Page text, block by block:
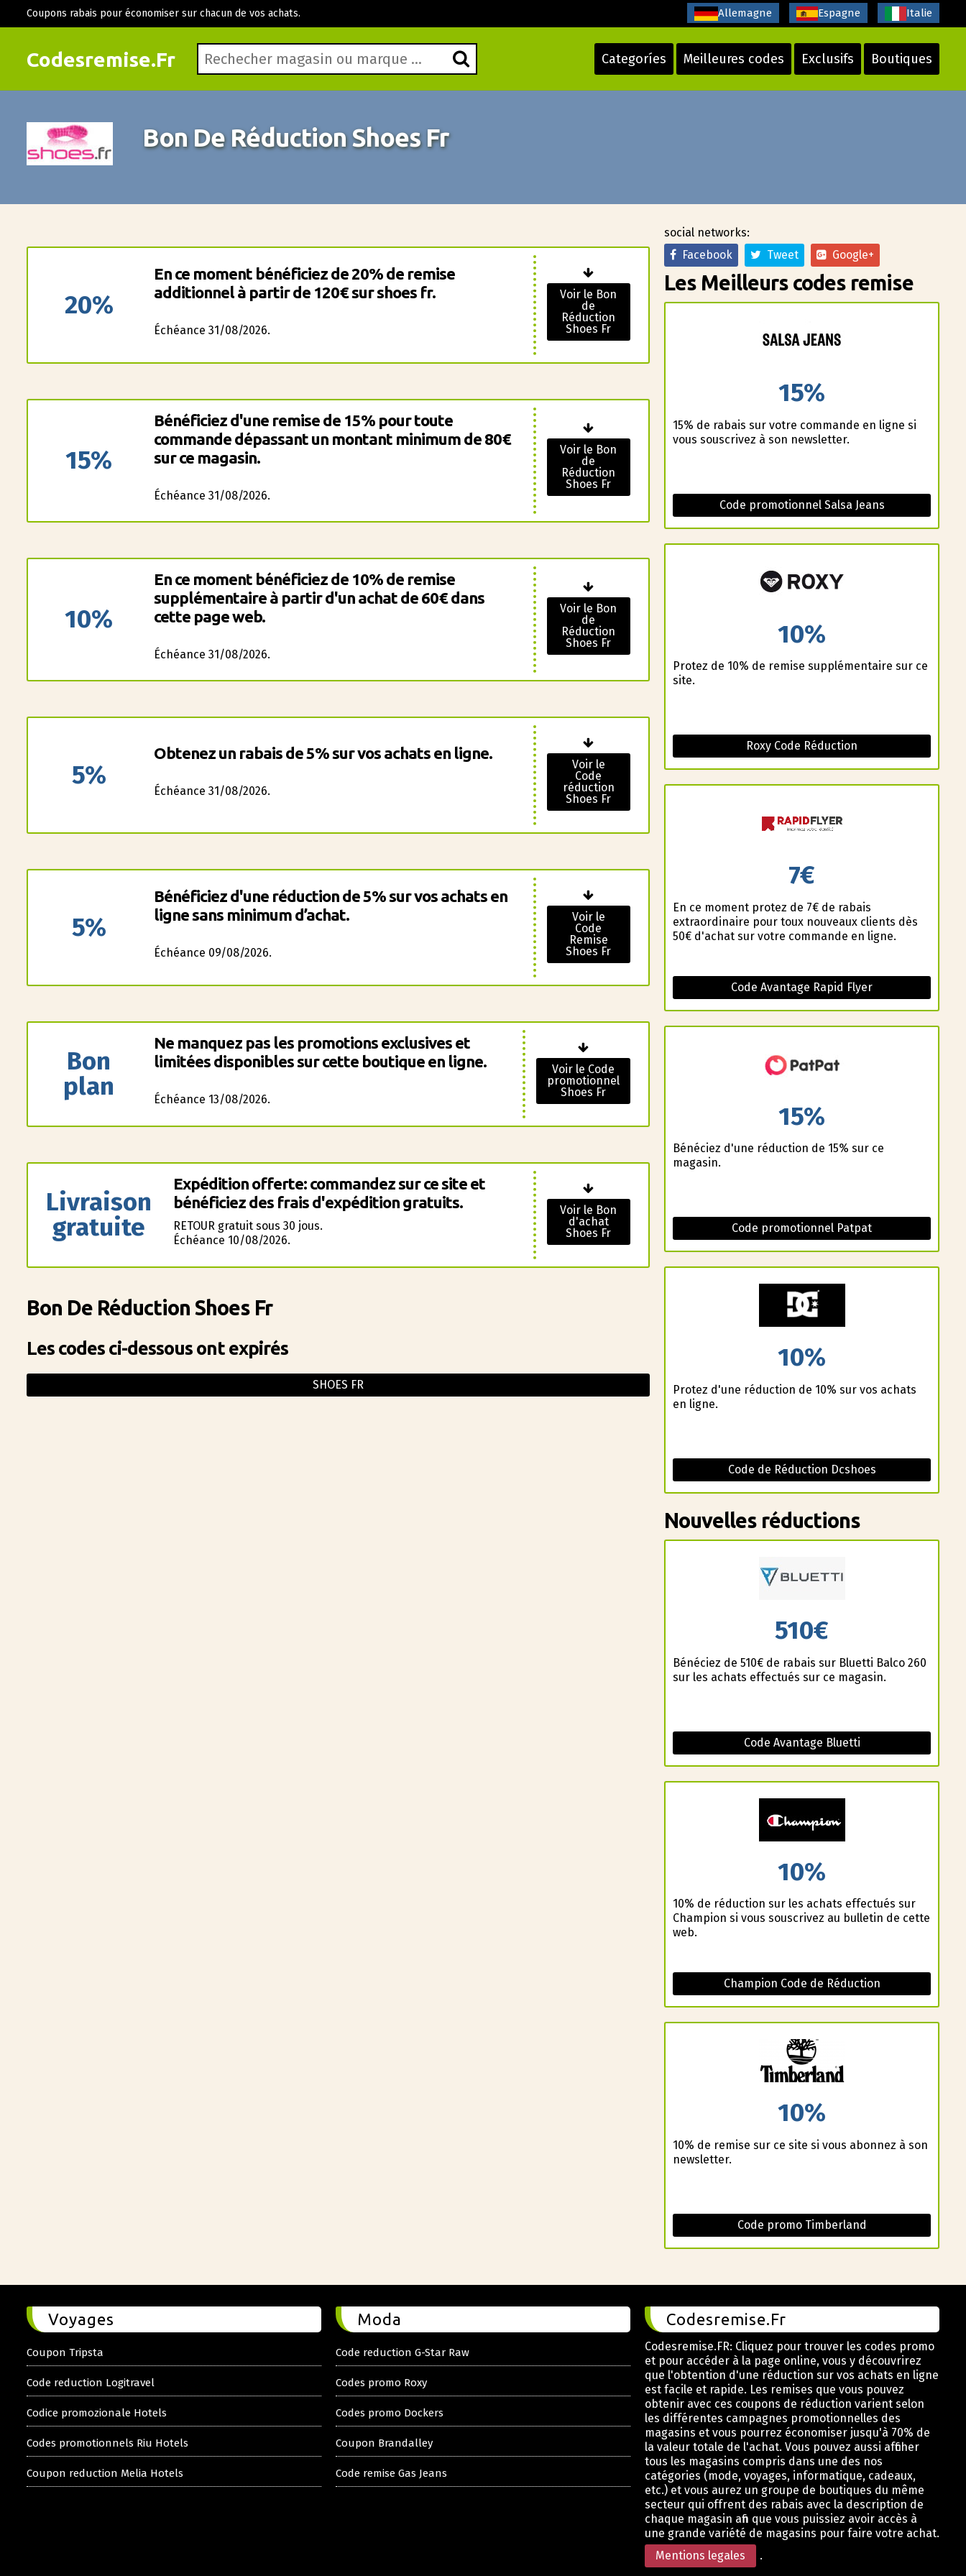
Codesremise.Fr Categoríes Meilleures codes Exclusifs Boutiques
Coupons rabais pour économiser sur chacun de vos achats. Allemagne Espagne Italie
Bon De Réduction Shoes Fr
20%
En ce moment bénéficiez de 20% de remise
additionnel à partir de 120€ sur shoes fr.
Échéance 31/08/2026.
Voir le Bon
de
Réduction
Shoes Fr
15%
Bénéficiez d'une remise de 15% pour toute
commande dépassant un montant minimum de 80€
sur ce magasin.
Échéance 31/08/2026.
Voir le Bon
de
Réduction
Shoes Fr
10%
En ce moment bénéficiez de 10% de remise
supplémentaire à partir d'un achat de 60€ dans
cette page web.
Échéance 31/08/2026.
Voir le Bon
de
Réduction
Shoes Fr
5%
Obtenez un rabais de 5% sur vos achats en ligne.
Échéance 31/08/2026.
Voir le
Code
réduction
Shoes Fr
5%
Bénéficiez d'une réduction de 5% sur vos achats en
ligne sans minimum d’achat.
Échéance 09/08/2026.
Voir le
Code
Remise
Shoes Fr
Bon
plan
Ne manquez pas les promotions exclusives et
limitées disponibles sur cette boutique en ligne.
Échéance 13/08/2026.
Voir le Code
promotionnel
Shoes Fr
Livraison
gratuite
Expédition offerte: commandez sur ce site et
bénéficiez des frais d'expédition gratuits.
RETOUR gratuit sous 30 jous.
Échéance 10/08/2026.
Voir le Bon
d'achat
Shoes Fr
Bon De Réduction Shoes Fr
Les codes ci-dessous ont expirés
SHOES FR
social networks:
Facebook
Tweet Google+
Les Meilleurs codes remise
15%
15% de rabais sur votre commande en ligne si
vous souscrivez à son newsletter.
Code promotionnel Salsa Jeans
10%
Profitez de 10% de remise supplémentaire sur ce
site.
Roxy Code Réduction
7€
En ce moment profitez de 7€ de rabais
extraordinaire pour toux nouveaux clients dès
50€ d'achat sur votre commande en ligne.
Code Avantage Rapid Flyer
15%
Bénéficiez d'une réduction de 15% sur ce
magasin.
Code promotionnel Patpat
10%
Profitez d'une réduction de 10% sur vos achats
en ligne.
Code de Réduction Dcshoes
Nouvelles réductions
510€
Bénéficiez de 510€ de rabais sur Bluetti Balco 260
sur les achats effectués sur ce magasin.
Code Avantage Bluetti
10%
10% de réduction sur les achats effectués sur
Champion si vous souscrivez au bulletin de cette
web.
Champion Code de Réduction
10%
10% de remise sur ce site si vous abonnez à son
newsletter.
Code promo Timberland
Voyages
Coupon Tripsta
Code reduction Logitravel
Codice promozionale Hotels
Codes promotionnels Riu Hotels
Coupon reduction Melia Hotels
Moda
Code reduction G-Star Raw
Codes promo Roxy
Codes promo Dockers
Coupon Brandalley
Code remise Gas Jeans
Codesremise.Fr
Codesremise.FR: Cliquez pour trouver les codes promo
et pour accéder à la page online, vous y découvrirez
que l'obtention d'une réduction sur vos achats en ligne
est facile et rapide. Les remises que vous pouvez
obtenir avec ces coupons de réduction varient selon
les différentes campagnes promotionnelles des
magasins et vous pourrez économiser jusqu'à 70% de
la valeur totale de l'achat. Vous pouvez aussi afficher
tous les magasins compris dans une des nos
catégories (mode, voyages, informatique, cadeaux,
etc.) et vous aurez un groupe de boutiques du même
secteur qui offrent des rabais avec la description de
chaque magasin afin que vous puissiez avoir accès à
une grande variété de magasins pour faire votre achat.
Mentions legales
.